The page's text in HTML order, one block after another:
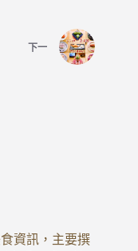
下一
資訊，主要撰